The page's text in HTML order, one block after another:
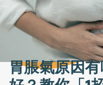
胃脹氣原因